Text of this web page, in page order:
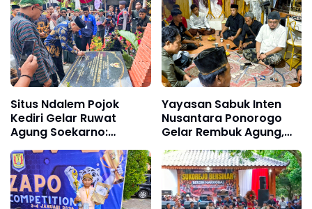
Situs Ndalem Pojok
Kediri Gelar Ruwat
Agung Soekarno:
Kembali kepada Jati Diri
Bangsa Wujudkan Misi
Asta Cita Presiden
Prabowo Subianto
Yayasan Sabuk Inten
Nusantara Ponorogo
Gelar Rembuk Agung,
Akan Selenggarakan
Jamasan dan Kirab
Pusaka